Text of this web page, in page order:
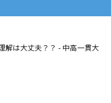
解は大丈夫？？ - 中高一貫大